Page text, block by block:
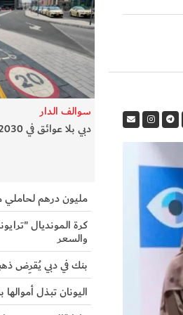
سوالف الدار
دبي بلا عوائق في 2030 والبداية من 25 منطقة
مليون درهم
كرة المونديال
والسعر
بنك في دبي يُقرِض
اليونان تبذل